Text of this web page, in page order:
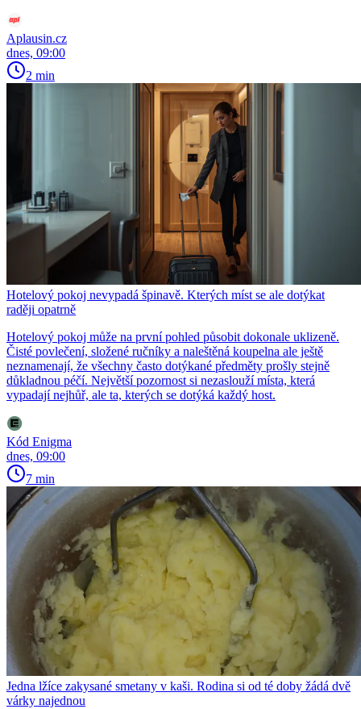
Aplausin.cz
dnes, 09:00
2 min
Hotelový pokoj nevypadá špinavě. Kterých míst se ale dotýkat
raději opatrně
Hotelový pokoj může na první pohled působit dokonale uklizeně.
Čisté povlečení, složené ručníky a naleštěná koupelna ale ještě
neznamenají, že všechny často dotýkané předměty prošly stejně
důkladnou péčí. Největší pozornost si nezaslouží místa, která
vypadají nejhůř, ale ta, kterých se dotýká každý host.
Kód Enigma
dnes, 09:00
7 min
Jedna lžíce zakysané smetany v kaši. Rodina si od té doby žádá dvě
várky najednou